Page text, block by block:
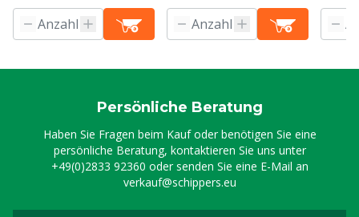
Persönliche Beratung
Haben Sie Fragen beim Kauf oder benötigen Sie eine
persönliche Beratung, kontaktieren Sie uns unter
+49(0)2833 92360 oder senden Sie eine E-Mail an
verkauf@schippers.eu